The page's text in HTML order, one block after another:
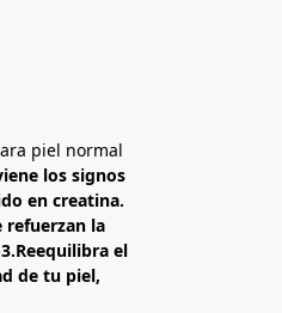
piel normal
los signos
en creatina.
refuerzan la
el
de tu piel,